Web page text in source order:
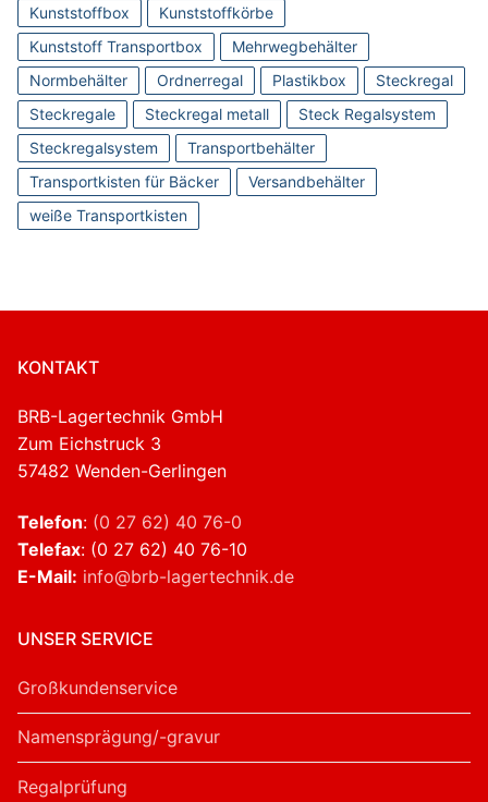
Kunststoffbox
Kunststoffkörbe
Kunststoff Transportbox
Mehrwegbehälter
Normbehälter
Ordnerregal Plastikbox
Steckregal
Steckregale
Steckregal metall
Steck Regalsystem
Steckregalsystem
Transportbehälter
Transportkisten für Bäcker
Versandbehälter
weiße Transportkisten
KONTAKT
BRB-Lagertechnik GmbH
Zum Eichstruck 3
57482 Wenden-Gerlingen
Telefon: (0 27 62) 40 76-0
Telefax: (0 27 62) 40 76-10
E-Mail: info@brb-lagertechnik.de
UNSER SERVICE
Großkundenservice
Namensprägung/-gravur
Regalprüfung